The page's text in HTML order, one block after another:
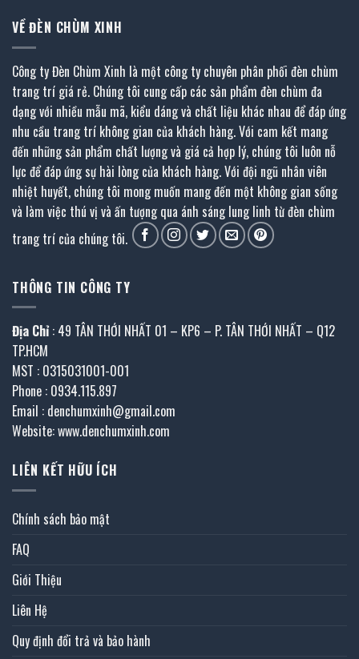
VỀ ĐÈN CHÙM XINH
Công ty Đèn Chùm Xinh là một công ty chuyên phân phối đèn chùm
trang trí giá rẻ. Chúng tôi cung cấp các sản phẩm đèn chùm đa
dạng với nhiều mẫu mã, kiểu dáng và chất liệu khác nhau để đáp ứng
nhu cầu trang trí không gian của khách hàng. Với cam kết mang
đến những sản phẩm chất lượng và giá cả hợp lý, chúng tôi luôn nỗ
lực để đáp ứng sự hài lòng của khách hàng. Với đội ngũ nhân viên
nhiệt huyết, chúng tôi mong muốn mang đến một không gian sống
và làm việc thú vị và ấn tượng qua ánh sáng lung linh từ đèn chùm
trang trí của chúng tôi.
THÔNG TIN CÔNG TY
Địa Chỉ : 49 TÂN THỚI NHẤT 01 – KP6 – P. TÂN THỚI NHẤT – Q12
TP.HCM
MST : 0315031001-001
Phone : 0934.115.897
Email : denchumxinh@gmail.com
Website: www.denchumxinh.com
LIÊN KẾT HỮU ÍCH
Chính sách bảo mật
FAQ
Giới Thiệu
Liên Hệ
Quy định đổi trả và bảo hành